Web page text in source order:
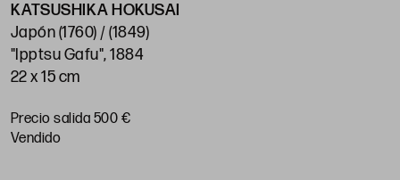
KATSUSHIKA HOKUSAI
Japón (1760) / (1849)
"Ipptsu Gafu", 1884
22 x 15 cm
Precio salida 500 €
vendido